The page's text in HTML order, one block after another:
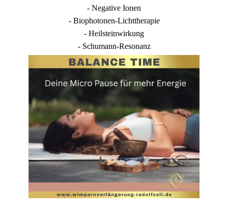
- Negative Ionen
- Biophotonen-Lichttherapie
- Heilsteinwirkung
- Schumann-Resonanz